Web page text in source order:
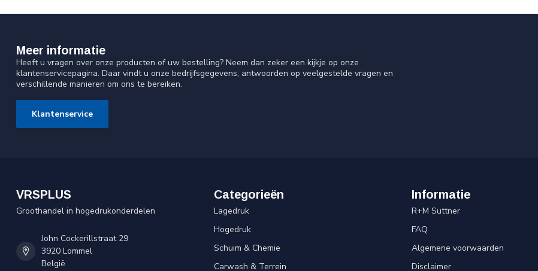
Meer informatie
Heeft u vragen over onze producten of uw bestelling? Neem dan zeker een kijkje op onze
klantenservicepagina. Daar vindt u onze bedrijfsgegevens, antwoorden op veelgestelde vragen en
verschillende manieren om ons te bereiken.
Klantenservice
VRSPLUS
Groothandel in hogedrukonderdelen
John Cockerillstraat 29
3920 Lommel
België
Categorieën
Lagedruk
Hogedruk
Schuim & Chemie
Carwash & Terrein
Informatie
R+M Suttner
FAQ
Algemene voorwaarden
Disclaimer